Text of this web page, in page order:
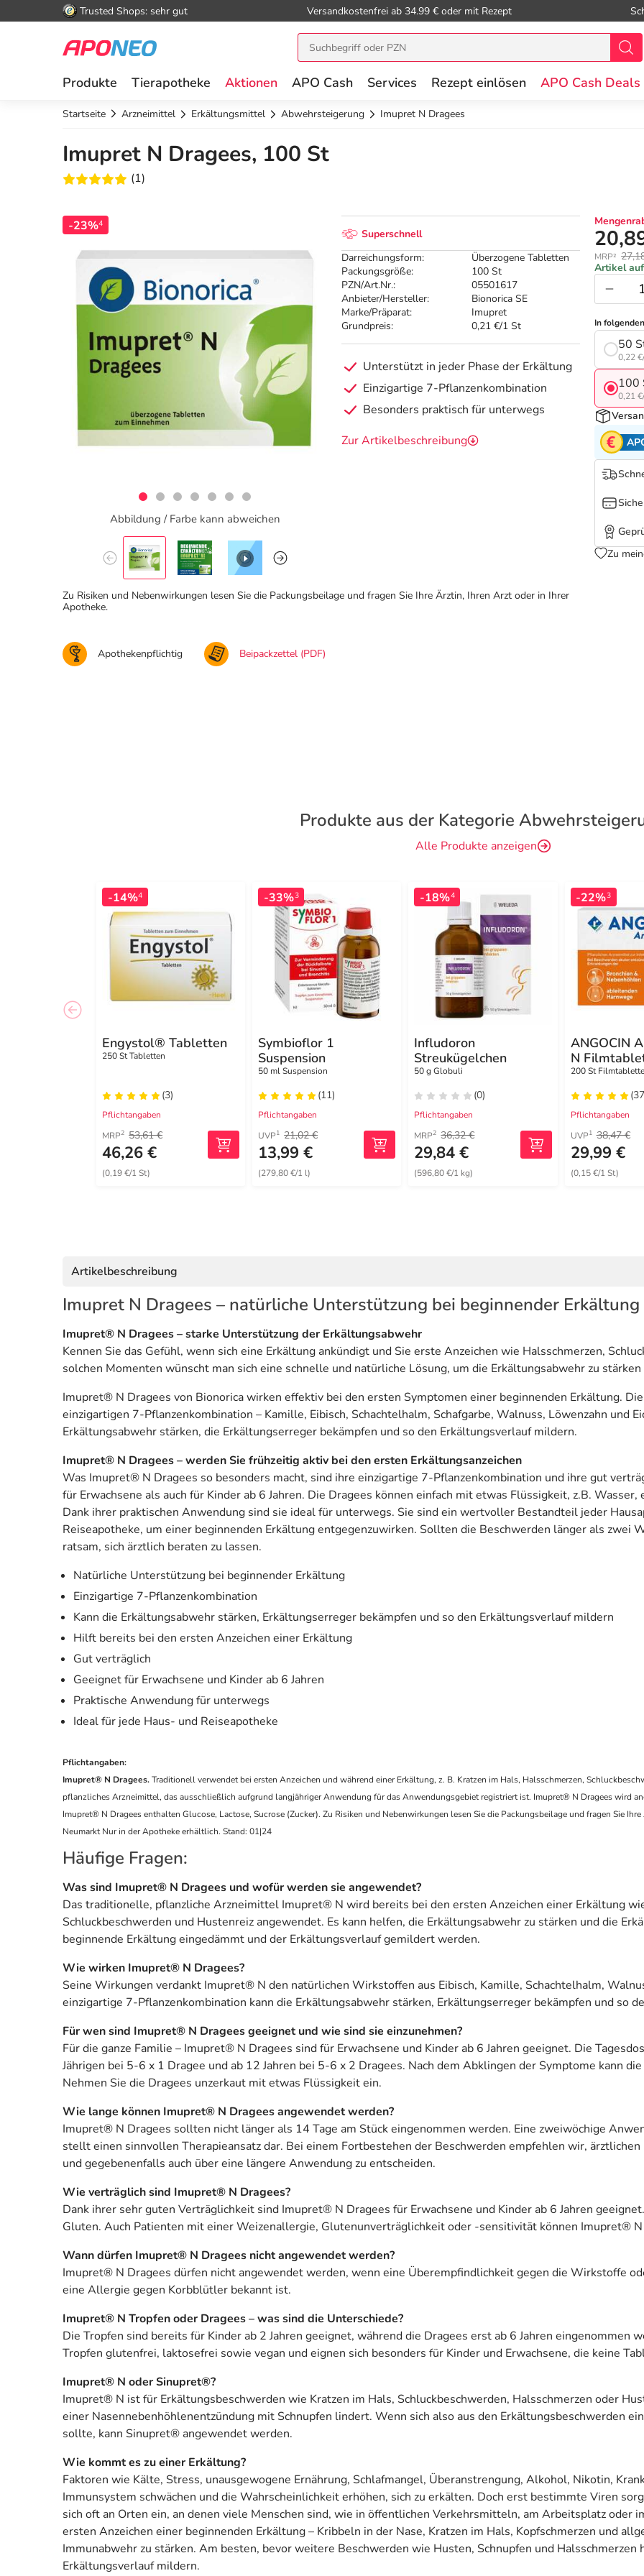
Trusted Shops: sehr gut Versandkostenfrei ab 34.99 € oder mit Rezept
Produkte Tierapotheke Aktionen APO Cash Services Rezept einlösen APO Cash Deals
Startseite Arzneimittel Erkältungsmittel Abwehrsteigerung Imupret N Dragees
Imupret N Dragees, 100 St
(1)
-23%4
Abbildung / Farbe kann abweichen
Superschnell
Darreichungsform:
Überzogene Tabletten
Packungsgröße:
100 St
PZN/Art.Nr.:
05501617
Anbieter/Hersteller:
Bionorica SE
Marke/Präparat:
Imupret
Grundpreis:
0,21 €/1 St
Unterstützt in jeder Phase der Erkältung
Einzigartige 7-Pflanzenkombination
Besonders praktisch für unterwegs
Zur Artikelbeschreibung
MRP²
Artikel
In
50
0,22
100
0,21
Zu
Zu Risiken und Nebenwirkungen lesen Sie die Packungsbeilage und fragen Sie Ihre Ärztin, Ihren Arzt oder in Ihrer
Apotheke.
Apothekenpflichtig Beipackzettel (PDF)
Produkte aus der Kategorie
Alle Produkte anzeigen
-14%4
Engystol® Tabletten
250 St Tabletten
(3)
Pflichtangaben
MRP2 53,61 €
46,26 €
(0,19 €/1 St)
-33%3
Symbioflor 1
Suspension
50 ml Suspension
(11)
Pflichtangaben
UVP1 21,02 €
13,99 €
(279,80 €/1 l)
-18%4
Infludoron
Streukügelchen
50 g Globuli
(0)
Pflichtangaben
MRP2 36,32 €
29,84 €
(596,80 €/1 kg)
-22%3
ANGOCIN
N
200 St
Pflichtangaben
UVP1 38,47 €
29,99 €
(0,15 €/1 St)
Artikelbeschreibung
Imupret N Dragees – natürliche Unterstützung bei beginnender Erkältung
Imupret® N Dragees – starke Unterstützung der Erkältungsabwehr
Kennen Sie das Gefühl, wenn sich eine Erkältung ankündigt und Sie erste Anzeichen wie Halsschmerzen,
solchen Momenten wünscht man sich eine schnelle und natürliche Lösung, um die Erkältungsabwehr zu
Imupret® N Dragees von Bionorica wirken effektiv bei den ersten Symptomen einer beginnenden Erkältung.
einzigartigen 7-Pflanzenkombination – Kamille, Eibisch, Schachtelhalm, Schafgarbe, Walnuss, Löwenzahn und
Erkältungsabwehr stärken, die Erkältungserreger bekämpfen und so den Erkältungsverlauf mildern.
Imupret® N Dragees – werden Sie frühzeitig aktiv bei den ersten Erkältungsanzeichen
Was Imupret® N Dragees so besonders macht, sind ihre einzigartige 7-Pflanzenkombination und ihre gut
für Erwachsene als auch für Kinder ab 6 Jahren. Die Dragees können einfach mit etwas Flüssigkeit, z.B.
Dank ihrer praktischen Anwendung sind sie ideal für unterwegs. Sie sind ein wertvoller Bestandteil jeder
Reiseapotheke, um einer beginnenden Erkältung entgegenzuwirken. Sollten die Beschwerden länger als zwei
ratsam, sich ärztlich beraten zu lassen.
Natürliche Unterstützung bei beginnender Erkältung
Einzigartige 7-Pflanzenkombination
Kann die Erkältungsabwehr stärken, Erkältungserreger bekämpfen und so den Erkältungsverlauf mildern
Hilft bereits bei den ersten Anzeichen einer Erkältung
Gut verträglich
Geeignet für Erwachsene und Kinder ab 6 Jahren
Praktische Anwendung für unterwegs
Ideal für jede Haus- und Reiseapotheke
Pflichtangaben:
Imupret® N Dragees.Traditionell verwendet bei ersten Anzeichen und während einer Erkältung, z. B. Kratzen im Hals, Halsschmerzen,
pflanzliches Arzneimittel, das ausschließlich aufgrund langjähriger Anwendung für das Anwendungsgebiet registriert ist. Imupret® N Dragees wird
Imupret® N Dragees enthalten Glucose, Lactose, Sucrose (Zucker). Zu Risiken und Nebenwirkungen lesen Sie die Packungsbeilage und fragen Sie
Neumarkt Nur in der Apotheke erhältlich. Stand: 01|24
Häufige Fragen:
Was sind Imupret® N Dragees und wofür werden sie angewendet?
Das traditionelle, pflanzliche Arzneimittel Imupret® N wird bereits bei den ersten Anzeichen einer Erkältung
Schluckbeschwerden und Hustenreiz angewendet. Es kann helfen, die Erkältungsabwehr zu stärken und die
beginnende Erkältung eingedämmt und der Erkältungsverlauf gemildert werden.
Wie wirken Imupret® N Dragees?
Seine Wirkungen verdankt Imupret® N den natürlichen Wirkstoffen aus Eibisch, Kamille, Schachtelhalm,
einzigartige 7-Pflanzenkombination kann die Erkältungsabwehr stärken, Erkältungserreger bekämpfen und so
Für wen sind Imupret® N Dragees geeignet und wie sind sie einzunehmen?
Für die ganze Familie – Imupret® N Dragees sind für Erwachsene und Kinder ab 6 Jahren geeignet. Die
Jährigen bei 5-6 x 1 Dragee und ab 12 Jahren bei 5-6 x 2 Dragees. Nach dem Abklingen der Symptome kann
Nehmen Sie die Dragees unzerkaut mit etwas Flüssigkeit ein.
Wie lange können Imupret® N Dragees angewendet werden?
Imupret® N Dragees sollten nicht länger als 14 Tage am Stück eingenommen werden. Eine zweiwöchige
stellt einen sinnvollen Therapieansatz dar. Bei einem Fortbestehen der Beschwerden empfehlen wir,
und gegebenenfalls auch über eine längere Anwendung zu entscheiden.
Wie verträglich sind Imupret® N Dragees?
Dank ihrer sehr guten Verträglichkeit sind Imupret® N Dragees für Erwachsene und Kinder ab 6 Jahren
Gluten. Auch Patienten mit einer Weizenallergie, Glutenunverträglichkeit oder -sensitivität können Imupret®
Wann dürfen Imupret® N Dragees nicht angewendet werden?
Imupret® N Dragees dürfen nicht angewendet werden, wenn eine Überempfindlichkeit gegen die Wirkstoffe
eine Allergie gegen Korbblütler bekannt ist.
Imupret® N Tropfen oder Dragees – was sind die Unterschiede?
Die Tropfen sind bereits für Kinder ab 2 Jahren geeignet, während die Dragees erst ab 6 Jahren
Tropfen glutenfrei, laktosefrei sowie vegan und eignen sich besonders für Kinder und Erwachsene, die keine
Imupret® N oder Sinupret®?
Imupret® N ist für Erkältungsbeschwerden wie Kratzen im Hals, Schluckbeschwerden, Halsschmerzen oder
einer Nasennebenhöhlenentzündung mit Schnupfen lindert. Wenn sich also aus den Erkältungsbeschwerden
sollte, kann Sinupret® angewendet werden.
Wie kommt es zu einer Erkältung?
Faktoren wie Kälte, Stress, unausgewogene Ernährung, Schlafmangel, Überanstrengung, Alkohol, Nikotin,
Immunsystem schwächen und die Wahrscheinlichkeit erhöhen, sich zu erkälten. Doch erst bestimmte Viren
sich oft an Orten ein, an denen viele Menschen sind, wie in öffentlichen Verkehrsmitteln, am Arbeitsplatz oder
ersten Anzeichen einer beginnenden Erkältung – Kribbeln in der Nase, Kratzen im Hals, Kopfschmerzen und
Immunabwehr zu stärken. Am besten, bevor weitere Beschwerden wie Husten, Schnupfen und Halsschmerzen
Erkältungsverlauf mildern.